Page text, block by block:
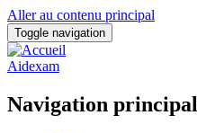
Aller au contenu principal
Toggle navigation
Aidexam
Navigation